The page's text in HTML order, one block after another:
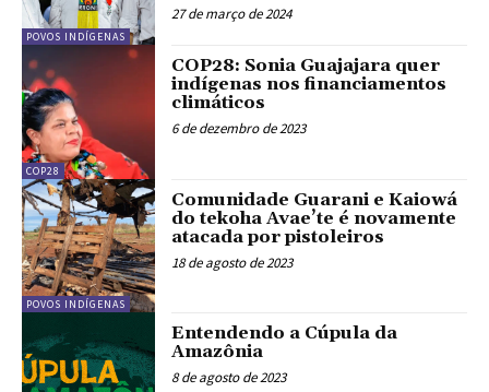
POVOS INDÍGENAS
27 de março de 2024
COP28
COP28: Sonia Guajajara quer
indígenas nos financiamentos
climáticos
6 de dezembro de 2023
POVOS INDÍGENAS
Comunidade Guarani e Kaiowá
do tekoha Avae’te é novamente
atacada por pistoleiros
18 de agosto de 2023
Entendendo a Cúpula da
Amazônia
8 de agosto de 2023